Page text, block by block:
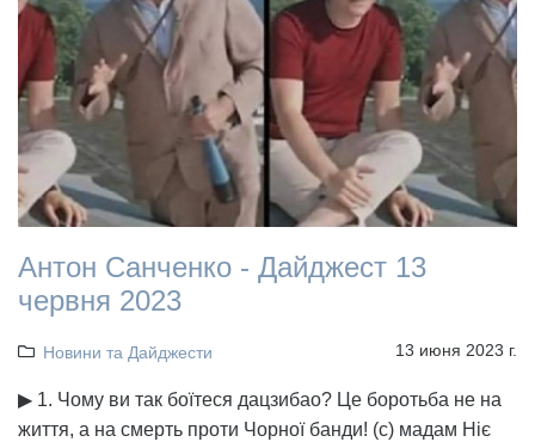
Антон Санченко - Дайджест 13
червня 2023
Новини та Дайджести 13 июня 2023 г.
▶ 1. Чому ви так боїтеся дацзибао? Це боротьба не на
життя, а на смерть проти Чорної банди! (с) мадам Ніє